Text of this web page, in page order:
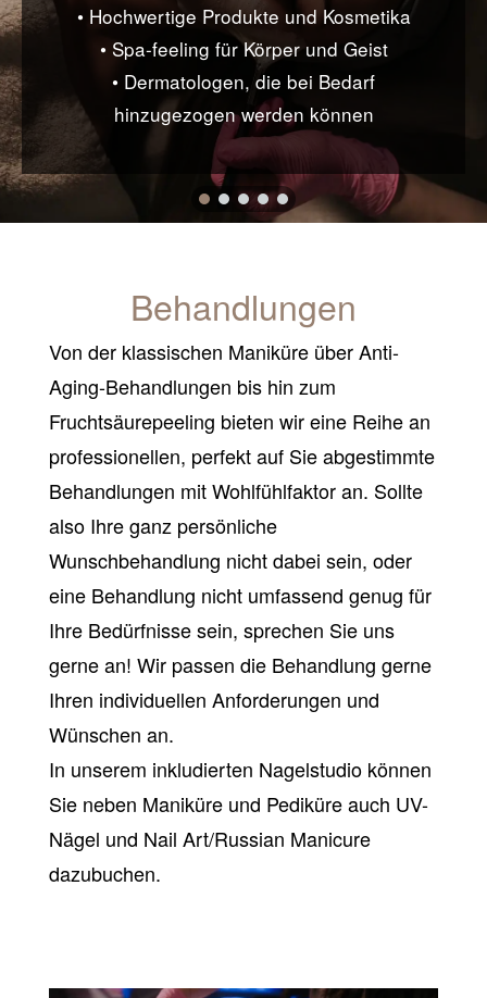
• Hochwertige Produkte und Kosmetika
• Spa-feeling für Körper und Geist
• Dermatologen, die bei Bedarf
hinzugezogen werden können
Behandlungen
Von der klassischen Maniküre über Anti-
Aging-Behandlungen bis hin zum
Fruchtsäurepeeling bieten wir eine Reihe an
professionellen, perfekt auf Sie abgestimmte
Behandlungen mit Wohlfühlfaktor an. Sollte
also Ihre ganz persönliche
Wunschbehandlung nicht dabei sein, oder
eine Behandlung nicht umfassend genug für
Ihre Bedürfnisse sein, sprechen Sie uns
gerne an! Wir passen die Behandlung gerne
Ihren individuellen Anforderungen und
Wünschen an.
In unserem inkludierten Nagelstudio können
Sie neben Maniküre und Pediküre auch UV-
Nägel und Nail Art/Russian Manicure
dazubuchen.